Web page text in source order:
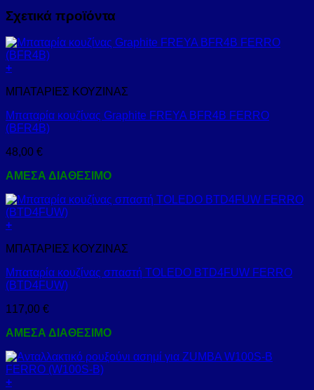
Σχετικά προϊόντα
+
ΜΠΑΤΑΡΙΕΣ ΚΟΥΖΙΝΑΣ
Μπαταρία κουζίνας Graphite FREYA BFR4B FERRO
(BFR4B)
48,00 €
ΑΜΕΣΑ ΔΙΑΘΕΣΙΜΟ
+
ΜΠΑΤΑΡΙΕΣ ΚΟΥΖΙΝΑΣ
Μπαταρία κουζίνας σπαστή TOLEDO BTD4FUW FERRO
(BTD4FUW)
117,00 €
ΑΜΕΣΑ ΔΙΑΘΕΣΙΜΟ
+